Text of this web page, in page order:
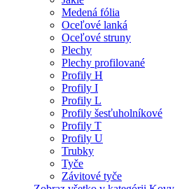
Medená fólia
Oceľové lanká
Oceľové struny
Plechy
Plechy profilované
Profily H
Profily I
Profily L
Profily šesťuholníkové
Profily T
Profily U
Trubky
Tyče
Závitové tyče